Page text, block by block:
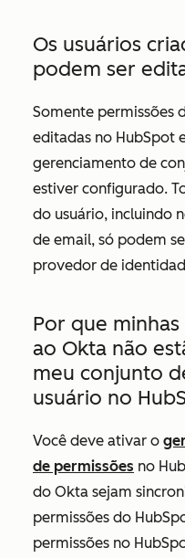
Os usuários
podem ser
Somente permissões
editadas no HubSpot
gerenciamento de
estiver configurado.
do usuário, incluindo
de email, só podem
provedor de
Por que
ao Okta não
meu conjunto
usuário no
Você deve ativar o
de permissões no
do Okta sejam
permissões do
permissões no